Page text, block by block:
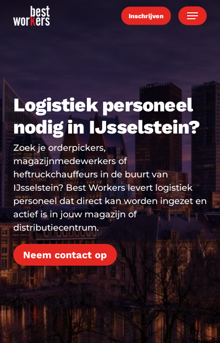
Inschrijven Menu
Logistiek personeel
nodig in IJsselstein?
Zoek je orderpickers,
magazijnmedewerkers of
heftruckchauffeurs in de buurt van
IJsselstein? Best Workers levert logistiek
personeel dat direct kan worden ingezet en
actief is in jouw magazijn of
distributiecentrum.
Neem contact op